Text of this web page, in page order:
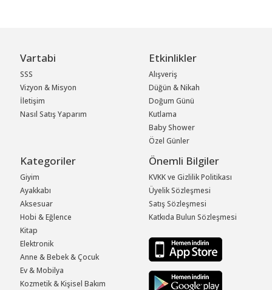
Vartabi
SSS
Vizyon & Misyon
İletişim
Nasıl Satış Yaparım
Etkinlikler
Alışveriş
Düğün & Nikah
Doğum Günü
Kutlama
Baby Shower
Özel Günler
Kategoriler
Giyim
Ayakkabı
Aksesuar
Hobi & Eğlence
Kitap
Elektronik
Anne & Bebek & Çocuk
Ev & Mobilya
Kozmetik & Kişisel Bakım
Önemli Bilgiler
KVKK ve Gizlilik Politikası
Üyelik Sözleşmesi
Satış Sözleşmesi
Katkıda Bulun Sözleşmesi